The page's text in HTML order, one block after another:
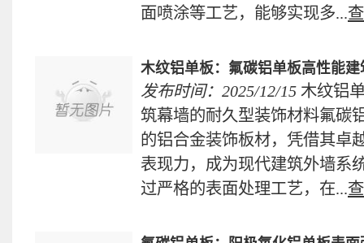
面喷涂等工艺，能够实现多...
木纹铝单板：氟碳铝单板高性能
发布时间：2025/12/15 木纹铝
筑幕墙的耐久型装饰材料氟碳
的铝合金装饰板材，凭借其卓
表现力，成为现代建筑外墙系
过严格的表面处理工艺，在...